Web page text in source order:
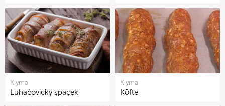
Kıyma
Luhačovický şpaçek
Kıyma
Köfte